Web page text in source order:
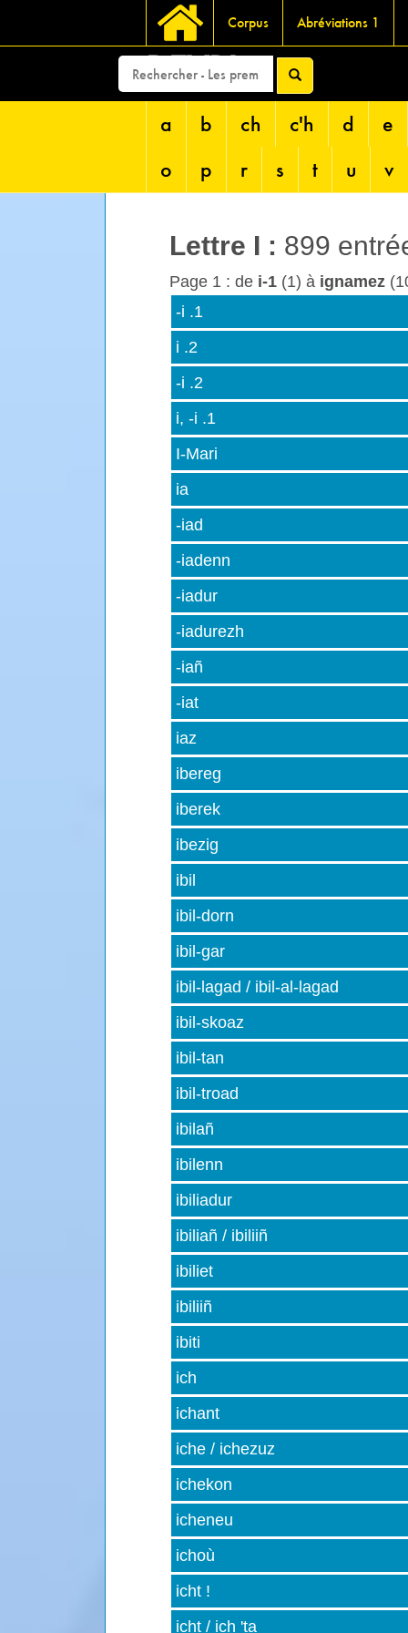
Corpus Abréviations 1
DEVRI
a b ch c'h d
e
o
p r s t u v
Lettre I : 899
Page 1 : de i-1 (1) à ignamez
-i .1
i .2
-i .2
i, -i .1
I-Mari
ia
-iad
-iadenn
-iadur
-iadurezh
-iañ
-iat
iaz
ibereg
iberek
ibezig
ibil
ibil-dorn
ibil-gar
ibil-lagad / ibil-al-lagad
ibil-skoaz
ibil-tan
ibil-troad
ibilañ
ibilenn
ibiliadur
ibiliañ / ibiliiñ
ibiliet
ibiliiñ
ibiti
ich
ichant
iche / ichezuz
ichekon
icheneu
ichoù
icht !
icht / ich 'ta